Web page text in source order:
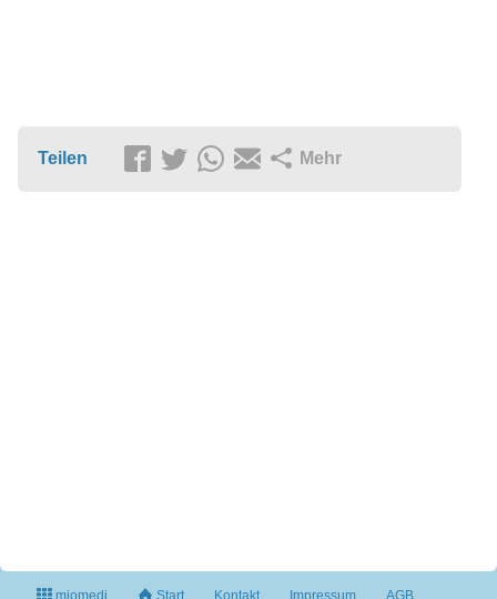
Teilen Mehr
miomedi Start Kontakt Impressum AGB